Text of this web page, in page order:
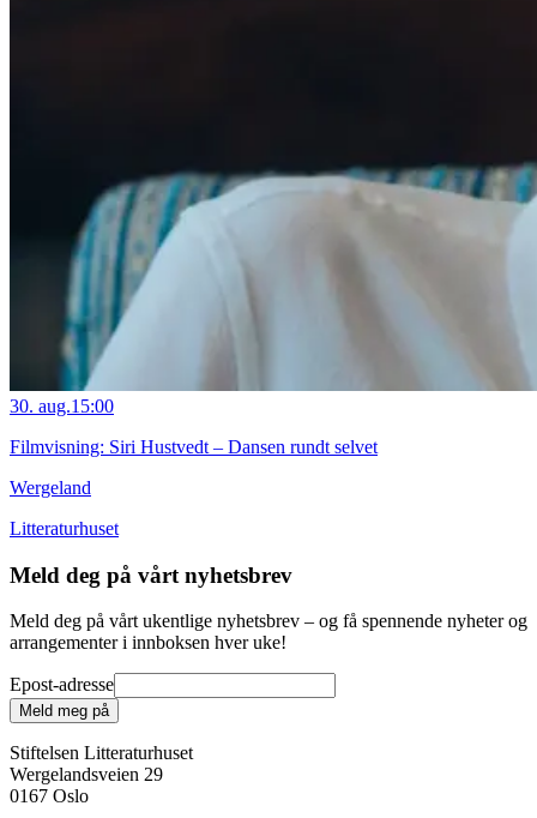
30. aug.15:00
Filmvisning: Siri Hustvedt – Dansen rundt selvet
Wergeland
Litteraturhuset
Meld deg på vårt nyhetsbrev
Meld deg på vårt ukentlige nyhetsbrev – og få spennende nyheter og
arrangementer i innboksen hver uke!
Epost-adresse
Meld meg på
Stiftelsen Litteraturhuset
Wergelandsveien 29
0167 Oslo